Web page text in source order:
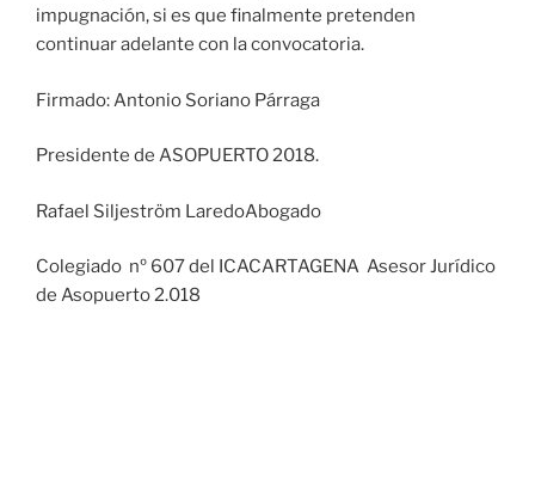
impugnación, si es que finalmente pretenden
continuar adelante con la convocatoria.
Firmado: Antonio Soriano Párraga
Presidente de ASOPUERTO 2018.
Rafael Siljeström LaredoAbogado
Colegiado nº 607 del ICACARTAGENA Asesor Jurídico
de Asopuerto 2.018